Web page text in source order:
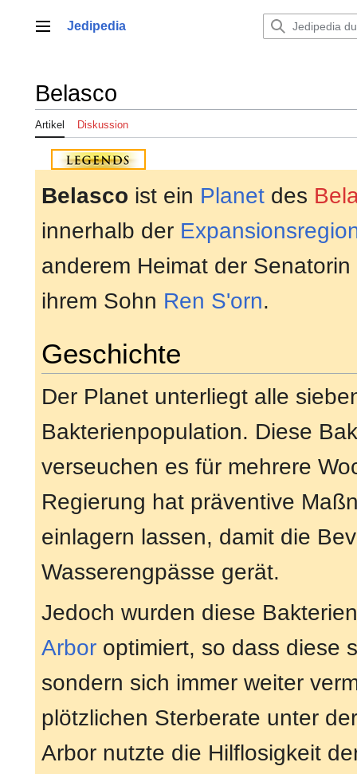
springenHauptmenü
Jedipedia
Belasco
Artikel Diskussion
Belasco ist ein Planet des
innerhalb der
anderem Heimat der Senatorin
ihrem Sohn Ren S'orn.
Geschichte
Der Planet unterliegt alle
Bakterienpopulation. Diese
verseuchen es für mehrere
Regierung hat präventive
einlagern lassen, damit die
Wasserengpässe gerät.
Jedoch wurden diese
Arbor optimiert, so dass diese
sondern sich immer weiter
plötzlichen Sterberate unter
Arbor nutzte die Hilflosigkeit